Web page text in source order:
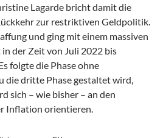
Lagarde bricht damit die
zur restriktiven Geldpolitik.
und ging mit einem massiven
der Zeit von Juli 2022 bis
folgte die Phase ohne
die dritte Phase gestaltet wird,
sich – wie bisher – an den
Inflation orientieren.